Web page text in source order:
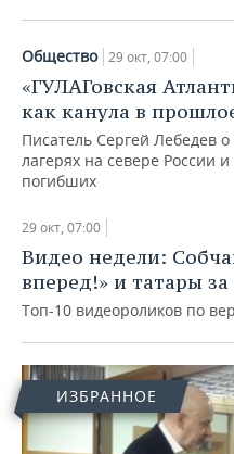
Общество 29 окт, 07:00
«ГУЛАГовская
как канула в
Писатель Сергей Лебедев
лагерях на севере России
погибших
29 окт, 07:00
Видео недели:
вперед!» и татары за
Топ-10 видеороликов по
ИЗБРАННОЕ